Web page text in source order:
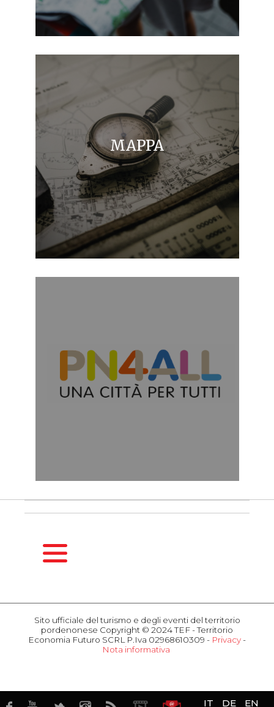
MAPPA
STAGIONALE
Primavera
Attrazioni
Gusto
Sito ufficiale del turismo e degli eventi del territorio
pordenonese Copyright © 2024 TEF - Territorio
Economia Futuro SCRL P.Iva 02968610309 - Privacy -
Nota informativa
IT DE EN